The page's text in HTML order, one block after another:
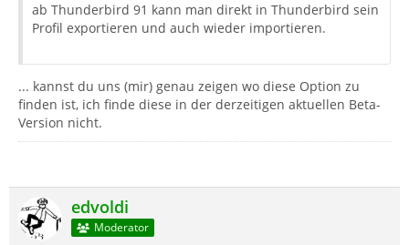
ab Thunderbird 91 kann man direkt in Thunderbird sein
Profil exportieren und auch wieder importieren.
... kannst du uns (mir) genau zeigen wo diese Option zu
finden ist, ich finde diese in der derzeitigen aktuellen Beta-
Version nicht.
edvoldi
Moderator